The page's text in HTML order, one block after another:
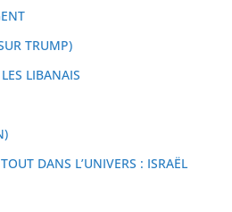
TRUMP)
LIBANAIS
DANS L’UNIVERS : ISRAËL